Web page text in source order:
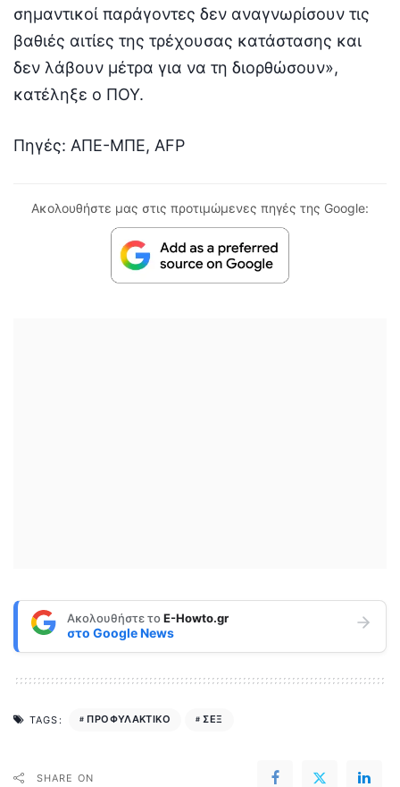
σημαντικοί παράγοντες δεν αναγνωρίσουν τις
βαθιές αιτίες της τρέχουσας κατάστασης και
δεν λάβουν μέτρα για να τη διορθώσουν»,
κατέληξε ο ΠΟΥ.
Πηγές: ΑΠΕ-ΜΠΕ, AFP
Ακολουθήστε μας στις προτιμώμενες πηγές της Google:
Ακολουθήστε τοE-Howto.gr
στο Google News
TAGS: ΠΡΟΦΥΛΑΚΤΙΚΟ ΣΕΞ
SHARE ON